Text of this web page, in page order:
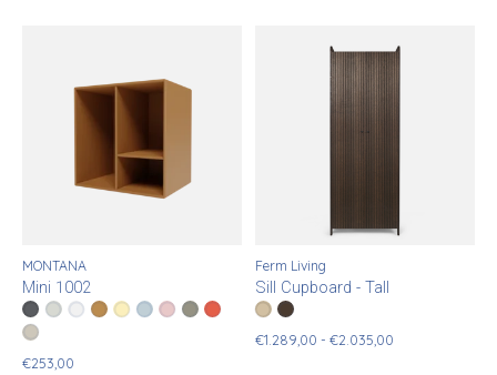
MONTANA
Mini 1002
Color: * — Anthracite
Anthracite
NordicNew White
Amber
Camomile
FlintRubyFennelRosehip
Clay
€253,00
Ferm Living
Sill Cupboard - Tall
Color: *
Cashmere
Dark Stained Oak
€1.289,00 - €2.035,00